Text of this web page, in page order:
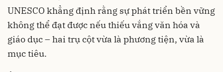
UNESCO khẳng định rằng sự phát triển bền vững
không thể đạt được nếu thiếu vắng văn hóa và
giáo dục – hai trụ cột vừa là phương tiện, vừa là
mục tiêu.